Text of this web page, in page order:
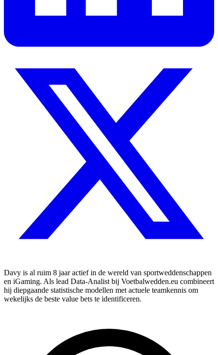
Davy is al ruim 8 jaar actief in de wereld van sportweddenschappen
en iGaming. Als lead Data-Analist bij Voetbalwedden.eu combineert
hij diepgaande statistische modellen met actuele teamkennis om
wekelijks de beste value bets te identificeren.